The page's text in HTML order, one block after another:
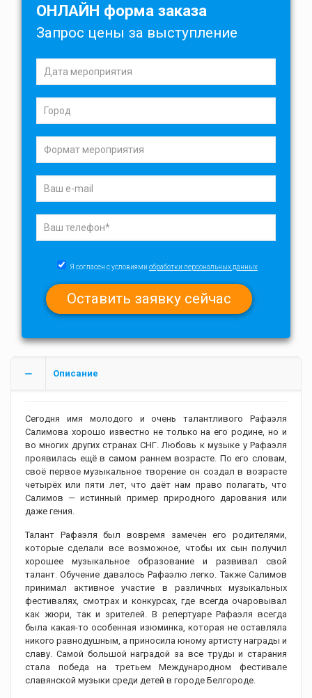
ОНЛАЙН форма заказа
Запрос цены за выступление
Я согласен с условиями обработки персональных данных
Описание
Сегодня имя молодого и очень талантливого Рафаэля
Салимова хорошо известно не только на его родине, но и
во многих других странах СНГ. Любовь к музыке у Рафаэля
проявилась ещё в самом раннем возрасте. По его словам,
своё первое музыкальное творение он создал в возрасте
четырёх или пяти лет, что даёт нам право полагать, что
Салимов — истинный пример природного дарования или
даже гения.
Талант Рафаэля был вовремя замечен его родителями,
которые сделали все возможное, чтобы их сын получил
хорошее музыкальное образование и развивал свой
талант. Обучение давалось Рафаэлю легко. Также Салимов
принимал активное участие в различных музыкальных
фестивалях, смотрах и конкурсах, где всегда очаровывал
как жюри, так и зрителей. В репертуаре Рафаэля всегда
была какая-то особенная изюминка, которая не оставляла
никого равнодушным, а приносила юному артисту награды и
славу. Самой большой наградой за все труды и старания
стала победа на третьем Международном фестивале
славянской музыки среди детей в городе Белгороде.